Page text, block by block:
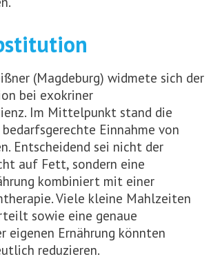
(Magdeburg) widmete sich der
bei exokriner
Im Mittelpunkt stand die
Einnahme von
Entscheidend sei nicht der
auf Fett, sondern eine
kombiniert mit einer
Viele kleine Mahlzeiten
sowie eine genaue
eigenen Ernährung könnten
reduzieren.